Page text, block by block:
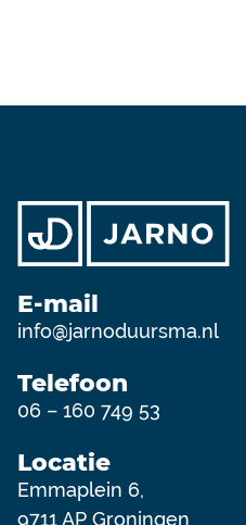
E-mail
info@jarnoduursma.nl
Telefoon
06 – 160 749 53
Locatie
Emmaplein 6,
9711 AP Groningen